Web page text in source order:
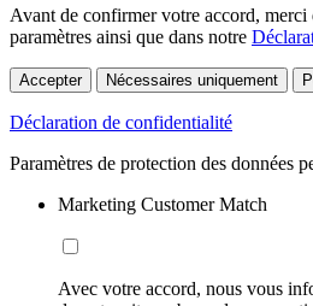
Avant de confirmer votre accord, merci
paramètres ainsi que dans notre
Accepter Nécessaires uniquement
Déclaration de confidentialité
Paramètres de protection des données
Marketing Customer Match
Avec votre accord, nous vous